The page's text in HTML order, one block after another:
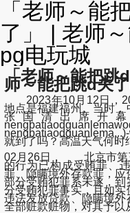
「老师～能
了」 | 老师
pg电玩城
「老师～能把跳
师～能把跳d关
2023年10月12日，
地点是福建福州。当时
张国清出席开
就到了吗？高温天气何时
02月26日， 北京市第
的行为已构成受贿罪、
罪、隐瞒境外存款罪，
部分受贿犯罪系未遂，
分受贿犯罪事实，且如实
违法发放贷款、隐瞒境
全部赃款赃物，对其予以